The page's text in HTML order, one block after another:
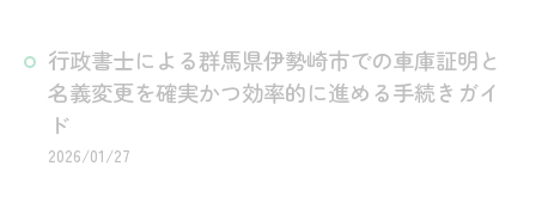
行政書士による群馬県伊勢崎市での車庫証明と
名義変更を確実かつ効率的に進める手続きガイ
ド
2026/01/27